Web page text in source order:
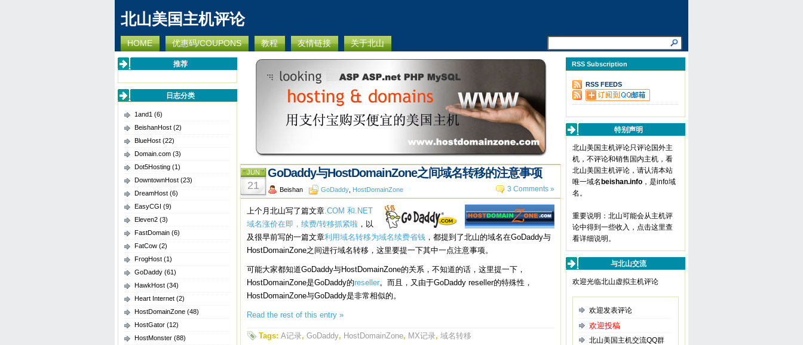
北山美国主机评论
HOME 优惠码/COUPONS 教程 友情链接 关于北山
推荐
日志分类
1and1 (6)
BeishanHost (2)
BlueHost (22)
Domain.com (3)
Dot5Hosting (1)
DowntownHost (23)
DreamHost (6)
EasyCGI (9)
Eleven2 (3)
FastDomain (6)
FatCow (2)
FrogHost (1)
GoDaddy (61)
HawkHost (34)
Heart Internet (2)
HostDomainZone (48)
HostGator (12)
HostMonster (88)
JUN
21
GoDaddy与HostDomainZone之间域名转移的注意事项
Beishan GoDaddy HostDomainZone 3 Comments »
上个月北山写了篇文章.COM 和.NET
域名涨价在即，续费/转移抓紧啦 ，以
及很早前写的一篇文章利用域名转移为域名续费省钱 ，都提到了北山的域名在GoDaddy与
HostDomainZone之间进行域名转移，这里要提一下其中一点注意事项。
可能大家都知道GoDaddy与HostDomainZone的关系，不知道的话，这里提一下，
HostDomainZone是GoDaddy的reseller。而且，又由于GoDaddy reseller的特殊性，
HostDomainZone与GoDaddy是非常相似的。
Read the rest of this entry »
Tags: A记录, GoDaddy, HostDomainZone, MX记录, 域名转移
RSS Subscription
RSS FEEDS
特别声明
北山美国主机评论只评论国外主
机，不评论和销售国内主机，看
北山美国主机评论，请认清本站
唯一域名 beishan.info ，是info域
名。
重要说明：北山可能会从主机评
论中得到一些收入， 点击这里查
看详细说明 。
与北山交流
欢迎光临北山虚拟主机评论
欢迎发表评论
欢迎投稿
北山美国主机交流QQ群